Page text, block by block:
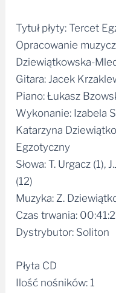
Tytuł płyty: Tercet
Opracowanie
Dziewiątkowska-
Gitara: Jacek
Piano: Łukasz
Wykonanie: Izabela
Katarzyna
Egzotyczny
Słowa: T. Urgacz (1),
(12)
Muzyka: Z.
Czas trwania:
Dystrybutor: Soliton
Płyta CD
Ilość nośników: 1